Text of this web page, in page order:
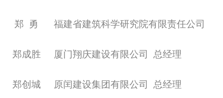
郑 勇 福建省建筑科学研究院有限责任公司
郑成胜 厦门翔庆建设有限公司 总经理
郑创城 原闰建设集团有限公司 总经理